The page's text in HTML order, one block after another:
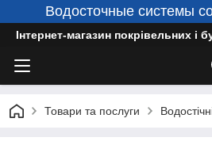
Водосточные системы
Інтернет-магазин покрівельних і
Товари та послуги